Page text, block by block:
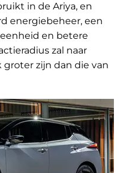
in de Ariya, en
energiebeheer, een
en betere
zal naar
zijn dan die van